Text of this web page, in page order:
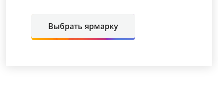
Выбрать ярмарку